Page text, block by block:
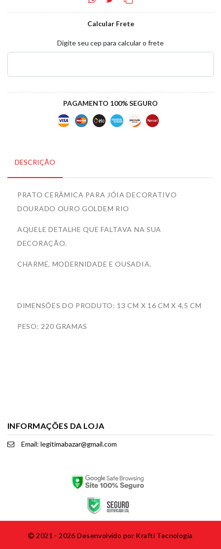
Calcular Frete
Digite seu cep para calcular o frete
PAGAMENTO 100% SEGURO
DESCRIÇÃO
PRATO CERÂMICA PARA JÓIA DECORATIVO
DOURADO OURO GOLDEM RIO
AQUELE DETALHE QUE FALTAVA NA SUA
DECORAÇÃO.
CHARME, MODERNIDADE E OUSADIA.
DIMENSÕES DO PRODUTO: 13 CM X 16 CM X 4,5 CM
PESO: 220 GRAMAS
INFORMAÇÕES DA LOJA
Email: legitimabazar@gmail.com
2021 - 2026 Desenvolvido por Krafti Tecnologia